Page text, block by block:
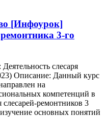
[Инфоурок]
3-го
слесаря
Описание: Данный курс
на
компетенций в
слесарей-ремонтников 3
основных понятий